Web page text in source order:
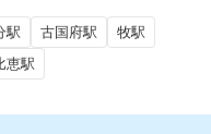
駅 古国府駅
牧駅
恵駅